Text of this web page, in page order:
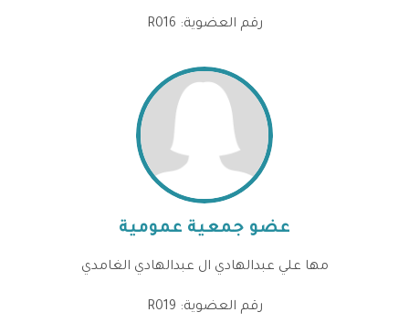
رقم العضوية: R016
عضو جمعية عمومية
مها علي عبدالهادي ال عبدالهادي الغامدي
رقم العضوية: R019